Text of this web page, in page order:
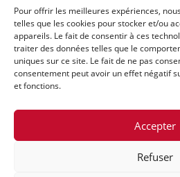
Pour offrir les meilleures expériences,
telles que les cookies pour stocker et/ou
appareils. Le fait de consentir à ces
traiter des données telles que le
uniques sur ce site. Le fait de ne pas
consentement peut avoir un effet négatif
et fonctions.
Accepter
Refuser
Trouver nos produits
Politique de frais d'envoi
Termes et conditions
Politique de remboursement